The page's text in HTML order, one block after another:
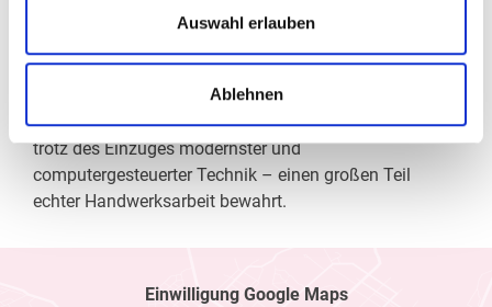
Auswahl erlauben
Ablehnen
Wir verschaffen Ihnen meist ohne lange Wartezeiten
fertigen daraufhin die perfekten Kontaktlinsen oder die
individuell auf Ihre Sehaufgaben zugeschnittene Brille
an. Als Gesundheitsberuf hat sich die Augenoptik –
trotz des Einzuges modernster und
computergesteuerter Technik – einen großen Teil
echter Handwerksarbeit bewahrt.
Einwilligung Google Maps